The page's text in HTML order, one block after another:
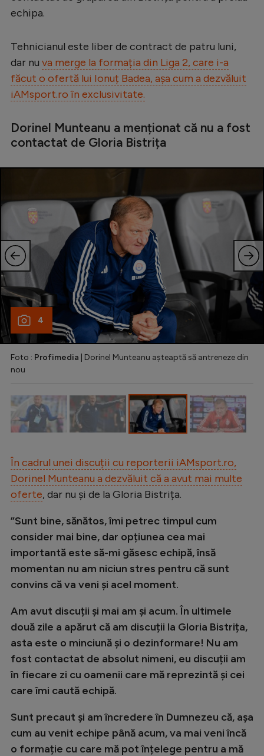
Clasamente
Handbal
Gimnastică
Auto
Rugby
Ciclism
Alte sporturi
JO 2024
JO 2026
Intră în cont
Creează cont
echipa.
Tehnicianul este liber de contract de patru luni,
dar nu va merge la formația din Liga 2, care i-a
făcut o ofertă lui Ionuț Badea, așa cum a dezvăluit
iAMsport.ro în exclusivitate.
Dorinel Munteanu a menționat că nu a fost
contactat de Gloria Bistrița
4
Foto : Profimedia | Dorinel Munteanu așteaptă să antreneze din
nou
În cadrul unei discuții cu reporterii iAMsport.ro,
Dorinel Munteanu a dezvăluit că a avut mai multe
oferte, dar nu și de la Gloria Bistrița.
”Sunt bine, sănătos, îmi petrec timpul cum
consider mai bine, dar opțiunea cea mai
importantă este să-mi găsesc echipă, însă
momentan nu am niciun stres pentru că sunt
convins că va veni și acel moment.
Am avut discuții și mai am și acum. În ultimele
două zile a apărut că am discuții la Gloria Bistrița,
asta este o minciună și o dezinformare! Nu am
fost contactat de absolut nimeni, eu discuții am
în fiecare zi cu oamenii care mă reprezintă și cei
care îmi caută echipă.
Sunt precaut și am încredere în Dumnezeu că, așa
cum au venit echipe până acum, va mai veni încă
o formație cu care mă pot înțelege pentru a mă